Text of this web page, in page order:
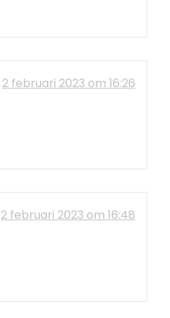
2 februari 2023 om 16:26
2 februari 2023 om 16:48